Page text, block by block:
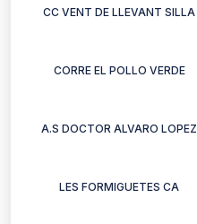
CC VENT DE LLEVANT SILLA
CORRE EL POLLO VERDE
A.S DOCTOR ALVARO LOPEZ
LES FORMIGUETES CA